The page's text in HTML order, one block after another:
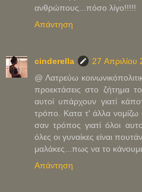
ανθρώπους...πόσο λίγο!!!!!
Απάντηση
cinderella
27 Απριλίου
@ Λατρεύω
προεκτάσεις στο ζήτημα
αυτοί υπάρχουν γιατί
τρόπο. Κατα τ' άλλα νομίζω
σαν τρόπος γιατί όλοι
όλες οι γυναίκες είναι
μαλάκες...πως να το
Απάντηση